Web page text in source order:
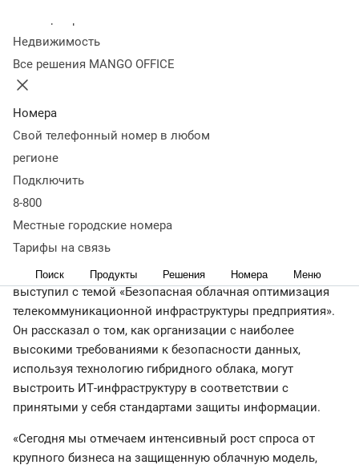
Недвижимость
Все решения MANGO OFFICE
Номера
Свой телефонный номер в любом
регионе
Подключить
8-800
Местные городские номера
Тарифы на связь
Поиск Продукты Решения Номера Меню
облако
10 ноября 202119 592
О повышении доверия к облачным услугам со стороны
крупного заказчика, о политике оптимизации затрат на
гибридные форматы становятся популярной моделью
ИТ-архитектуры – эти и другие вопросы раскрыли
эксперты MANGO OFFICE на конференции «CNews Forum.
Информационные технологии завтра».
Алексей Лагутин, руководитель направления проектного
внедрения MANGO OFFICE, разработчика программного
обеспечения и сервисов для бизнес-коммуникаций,
выступил с темой «Безопасная облачная оптимизация
телекоммуникационной инфраструктуры предприятия».
Он рассказал о том, как организации с наиболее
высокими требованиями к безопасности данных,
используя технологию гибридного облака, могут
выстроить ИТ-инфраструктуру в соответствии с
принятыми у себя стандартами защиты информации.
«Сегодня мы отмечаем интенсивный рост спроса от
крупного бизнеса на защищенную облачную модель,